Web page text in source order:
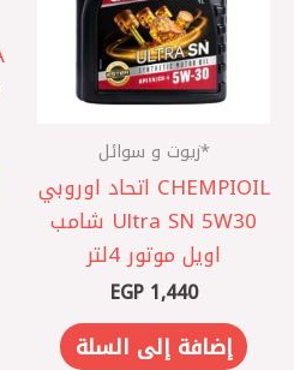
*زيوت و سوائل
CHEMPIOIL اتحاد اوروبي
‎Ultra SN 5W30 شامب
اويل موتور 4لتر
EGP1,440
إضافة إلى السلة